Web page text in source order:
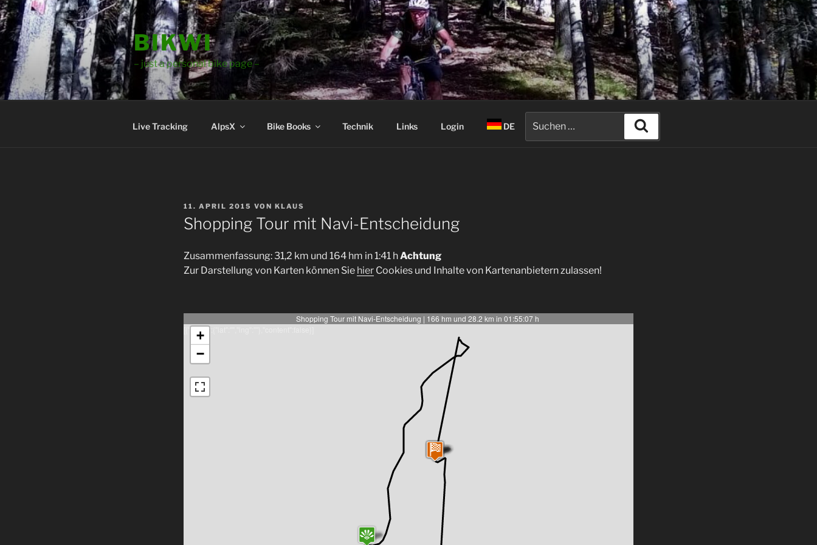
Zum
Inhalt
springen
BIKWI
– just a personal bike page –
Live Tracking AlpsX Bike Books Technik Links Login DE
nach:
VERÖFFENTLICHT
AM
11. APRIL 2015 VON KLAUS
Shopping Tour mit Navi-Entscheidung
Zusammenfassung: 31,2 km und 164 hm in 1:41 hAchtung
Zur Darstellung von Karten können Sie hier Cookies und Inhalte von Kartenanbietern zulassen!
Shopping Tour mit Navi-Entscheidung | 166 hm und 28.2 km in 01:55:07 h
[{"latlng":{"lat":"","lng":""},"content":false}]
+
−